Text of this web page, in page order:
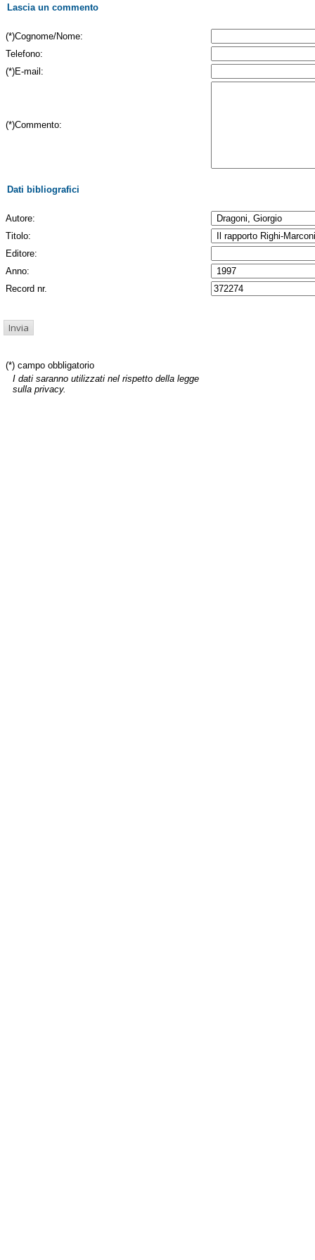
Lascia un commento
(*)Cognome/Nome:
Telefono:
(*)E-mail:
(*)Commento:
Dati bibliografici
Autore:
Titolo:
Editore:
Anno:
Record nr.
(*) campo obbligatorio
I dati saranno utilizzati nel rispetto della legge
sulla privacy.